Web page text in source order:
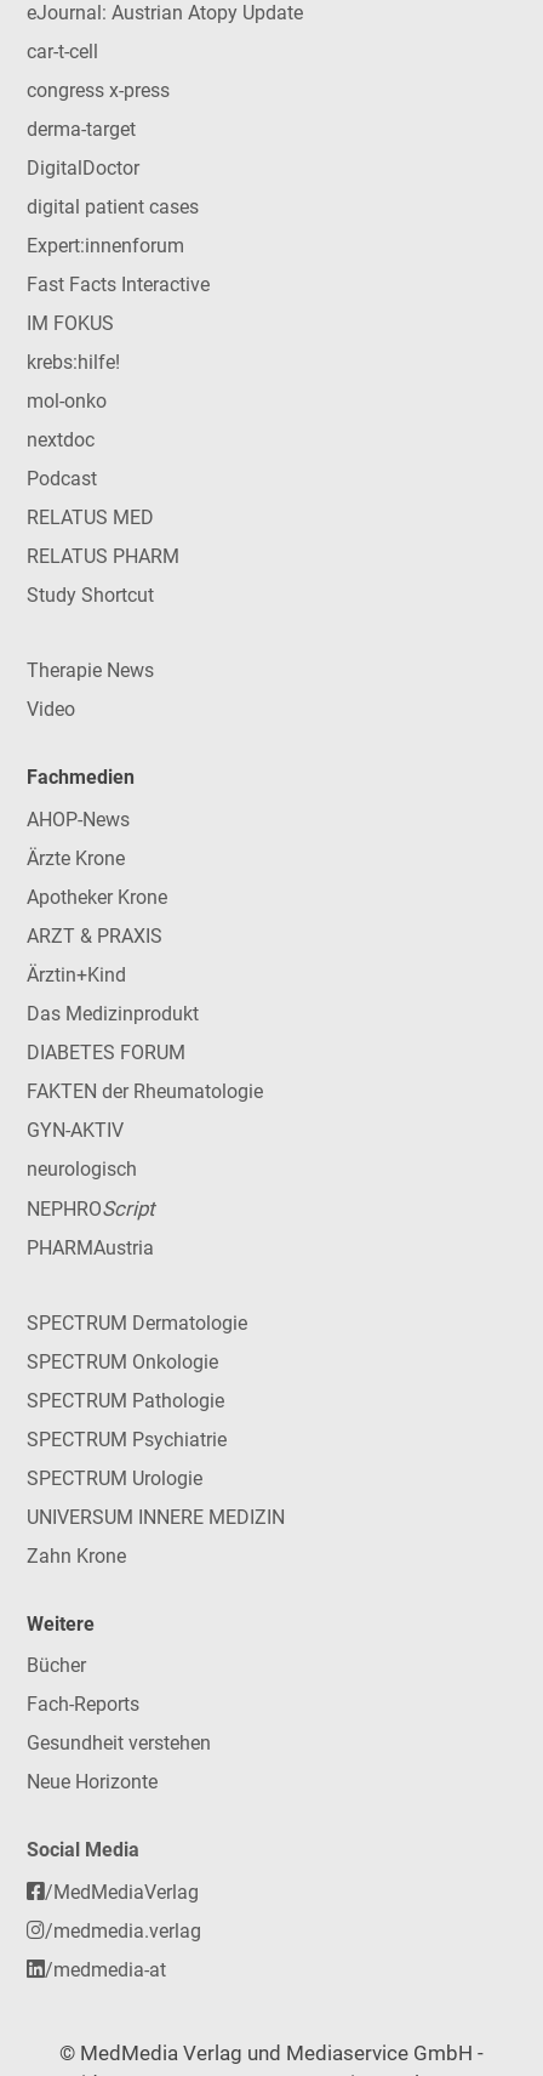
eJournal: Austrian Atopy Update
car-t-cell
congress x-press
derma-target
DigitalDoctor
digital patient cases
Expert:innenforum
Fast Facts Interactive
IM FOKUS
krebs:hilfe!
mol-onko
nextdoc
Podcast
RELATUS MED
RELATUS PHARM
Study Shortcut
Therapie News
Video
Fachmedien
AHOP-News
Ärzte Krone
Apotheker Krone
ARZT & PRAXIS
Ärztin+Kind
Das Medizinprodukt
DIABETES FORUM
FAKTEN der Rheumatologie
GYN-AKTIV
neurologisch
NEPHROScript
PHARMAustria
SPECTRUM Dermatologie
SPECTRUM Onkologie
SPECTRUM Pathologie
SPECTRUM Psychiatrie
SPECTRUM Urologie
UNIVERSUM INNERE MEDIZIN
Zahn Krone
Weitere
Bücher
Fach-Reports
Gesundheit verstehen
Neue Horizonte
Social Media
/MedMediaVerlag
/medmedia.verlag
/medmedia-at
© MedMedia Verlag und Mediaservice GmbH -